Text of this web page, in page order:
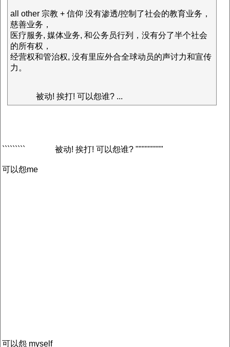
all other 宗教 + 信仰 没有渗透/控制了社会的教育业务，
慈善业务，
医疗服务, 媒体业务, 和公务员行列，没有分了半个社会
的所有权，
经营权和管治权, 没有里应外合全球动员的声讨力和宣传
力。
被动! 挨打! 可以怨谁? ...
````````` 被动! 挨打! 可以怨谁? """""""""
可以怨me
可以怨 myself